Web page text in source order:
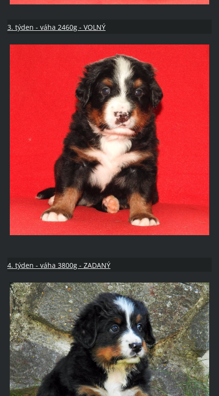
3. týden - váha 2460g - VOLNÝ
4. týden - váha 3800g - ZADANÝ